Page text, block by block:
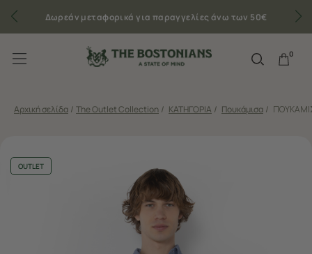
Δωρεάν μεταφορικά για παραγγελίες άνω των 50€
0
Αρχική σελίδα / The Outlet Collection / ΚΑΤΗΓΟΡΙΑ / Πουκάμισα /
OUTLET